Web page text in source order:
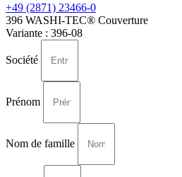
+49 (2871) 23466-0
396 WASHI-TEC® Couverture
Variante : 396-08
Société
Prénom
Nom de famille